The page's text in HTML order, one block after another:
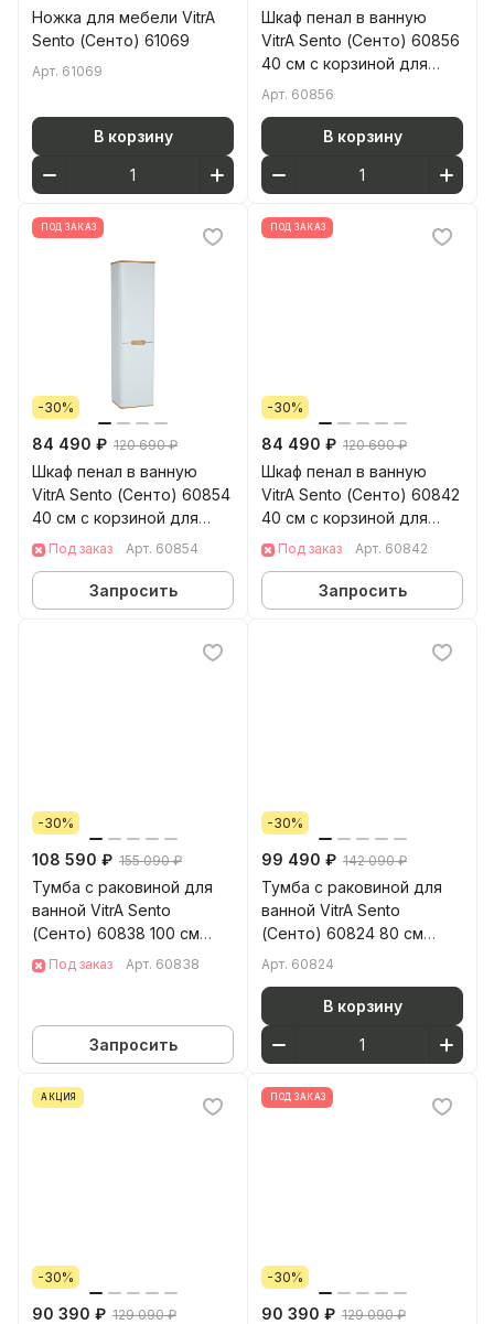
Ножка для мебели VitrA
Sento (Сенто) 61069
Арт. 61069
В корзину
Шкаф пенал в ванную
VitrA Sento (Сенто) 60856
40 см с корзиной для
белья матовый антрацит
Арт. 60856
В корзину
ПОД ЗАКАЗ
-30%
84 490 ₽ 120 690 ₽
Шкаф пенал в ванную
VitrA Sento (Сенто) 60854
40 см с корзиной для
белья матовый белый
Под заказ Арт. 60854
Запросить
ПОД ЗАКАЗ
-30%
84 490 ₽ 120 690 ₽
Шкаф пенал в ванную
VitrA Sento (Сенто) 60842
40 см с корзиной для
белья матовый белый
Под заказ Арт. 60842
Запросить
-30%
108 590 ₽ 155 090 ₽
Тумба с раковиной для
ванной VitrA Sento
(Сенто) 60838 100 см
матовая антрацит МДФ
Под заказ Арт. 60838
Запросить
-30%
99 490 ₽ 142 090 ₽
Тумба с раковиной для
ванной VitrA Sento
(Сенто) 60824 80 см
матовая белая МДФ
Арт. 60824
В корзину
АКЦИЯ
-30%
90 390 ₽ 129 090 ₽
ПОД ЗАКАЗ
-30%
90 390 ₽ 129 090 ₽